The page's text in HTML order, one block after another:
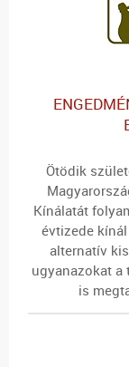
Ötödik
Kínálatát
évtizede
alternatív
ugyanazokat a
is